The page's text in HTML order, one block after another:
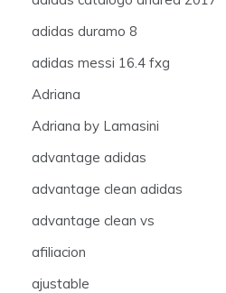
adidas duramo 8
adidas messi 16.4 fxg
Adriana
Adriana by Lamasini
advantage adidas
advantage clean adidas
advantage clean vs
afiliacion
ajustable